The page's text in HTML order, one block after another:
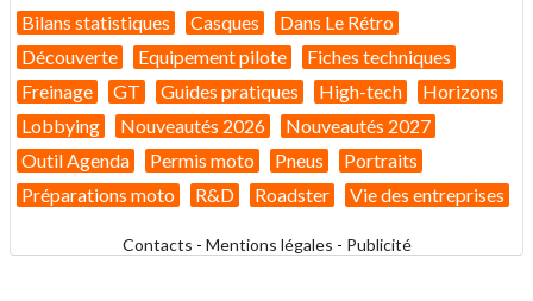
Bilans statistiques
Casques
Dans Le Rétro
Découverte
Equipement pilote
Fiches techniques
Freinage
GT Guides pratiques High-tech
Horizons
Lobbying
Nouveautés 2026
Nouveautés 2027
Outil Agenda
Permis moto Pneus
Portraits
Préparations moto
R&D Roadster Vie des entreprises
Contacts - Mentions légales - Publicité